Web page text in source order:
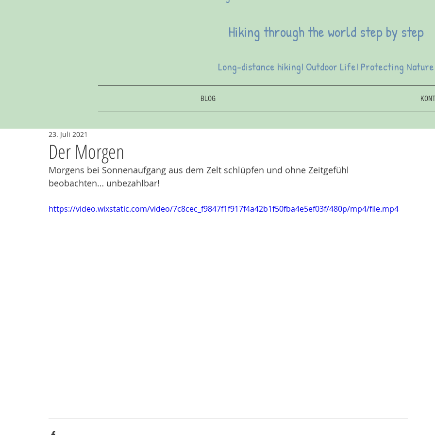
Hiking through the world step by step
Long-distance hikingI Outdoor LifeI Protecting Nature
BLOG
Der Morgen
23. Juli 2021
Morgens bei Sonnenaufgang aus dem Zelt schlüpfen und ohne Zeitgefühl
beobachten… unbezahlbar!
https://video.wixstatic.com/video/7c8cec_f9847f1f917f4a42b1f50fba4e5ef03f/480p/mp4/file.mp4